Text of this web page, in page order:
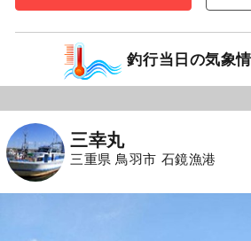
釣行当日の気象
三幸丸
三重県 鳥羽市 石鏡漁港